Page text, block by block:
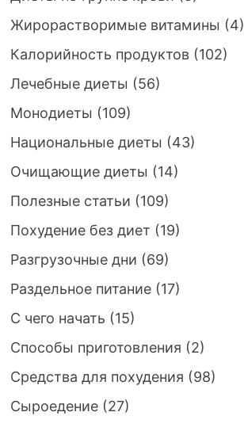
Жирорастворимые витамины (4)
Калорийность продуктов(102)
Лечебные диеты (56)
Монодиеты (109)
Национальные диеты (43)
Очищающие диеты (14)
Полезные статьи (109)
Похудение без диет (19)
Разгрузочные дни (69)
Раздельное питание(17)
С чего начать (15)
Способы приготовления (2)
Средства для похудения (98)
Сыроедение(27)